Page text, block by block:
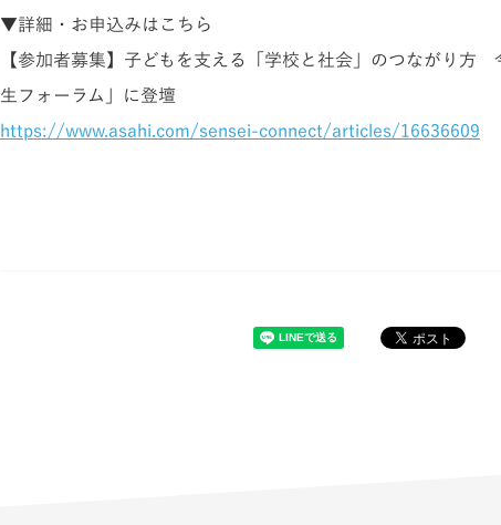
▼詳細・お申込みはこちら
【参加者募集】子どもを支える「学校と社会」のつながり方
生フォーラム」に登壇
https://www.asahi.com/sensei-connect/articles/16636609